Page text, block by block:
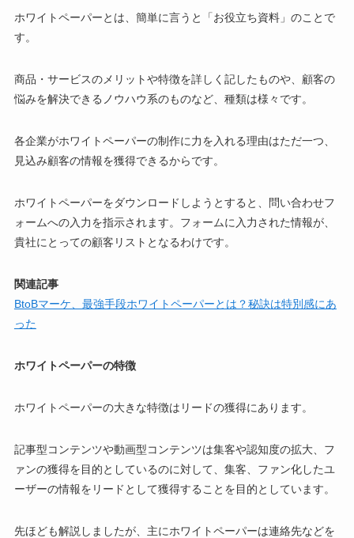
ホワイトペーパーとは、簡単に言うと「お役立ち資料」のことで
す。
商品・サービスのメリットや特徴を詳しく記したものや、顧客の
悩みを解決できるノウハウ系のものなど、種類は様々です。
各企業がホワイトペーパーの制作に力を入れる理由はただ一つ、
見込み顧客の情報を獲得できるからです。
ホワイトペーパーをダウンロードしようとすると、問い合わせフ
ォームへの入力を指示されます。フォームに入力された情報が、
貴社にとっての顧客リストとなるわけです。
関連記事
BtoBマーケ、最強手段ホワイトペーパーとは？秘訣は特別感にあ
った
ホワイトペーパーの特徴
ホワイトペーパーの大きな特徴はリードの獲得にあります。
記事型コンテンツや動画型コンテンツは集客や認知度の拡大、フ
ァンの獲得を目的としているのに対して、集客、ファン化したユ
ーザーの情報をリードとして獲得することを目的としています。
先ほども解説しましたが、主にホワイトペーパーは連絡先などを